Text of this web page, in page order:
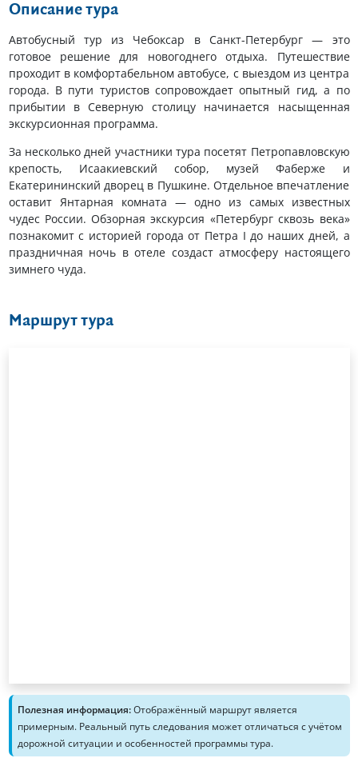
Описание тура
Автобусный тур из Чебоксар в Санкт-Петербург — это
готовое решение для новогоднего отдыха. Путешествие
проходит в комфортабельном автобусе, с выездом из центра
города. В пути туристов сопровождает опытный гид, а по
прибытии в Северную столицу начинается насыщенная
экскурсионная программа.
За несколько дней участники тура посетят Петропавловскую
крепость, Исаакиевский собор, музей Фаберже и
Екатерининский дворец в Пушкине. Отдельное впечатление
оставит Янтарная комната — одно из самых известных
чудес России. Обзорная экскурсия «Петербург сквозь века»
познакомит с историей города от Петра I до наших дней, а
праздничная ночь в отеле создаст атмосферу настоящего
зимнего чуда.
Маршрут тура
Полезная информация:Отображённый маршрут является
примерным. Реальный путь следования может отличаться с учётом
дорожной ситуации и особенностей программы тура.